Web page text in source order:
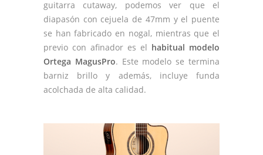
guitarra cutaway, podemos ver que el
diapasón con cejuela de 47mm y el puente
se han fabricado en nogal, mientras que el
previo con afinador es el habitual modelo
Ortega MagusPro. Este modelo se termina
barniz brillo y además, incluye funda
acolchada de alta calidad.